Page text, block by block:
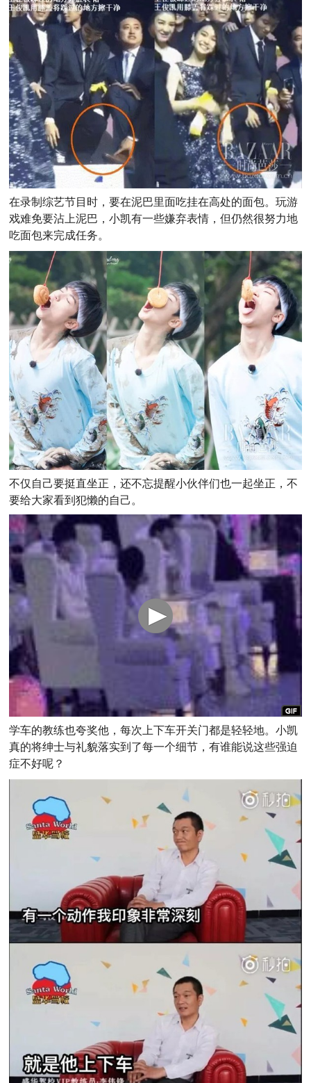
在录制综艺节目时，要在泥巴里面吃挂在高处的面包。玩游
戏难免要沾上泥巴，小凯有一些嫌弃表情，但仍然很努力地
吃面包来完成任务。
不仅自己要挺直坐正，还不忘提醒小伙伴们也一起坐正，不
要给大家看到犯懒的自己。
学车的教练也夸奖他，每次上下车开关门都是轻轻地。小凯
真的将绅士与礼貌落实到了每一个细节，有谁能说这些强迫
症不好呢？